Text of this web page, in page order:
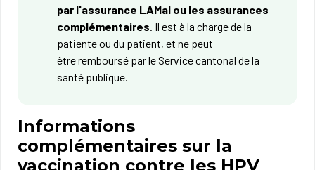
par l'assurance LAMal ou les assurances
complémentaires. Il est à la charge de la
patiente ou du patient, et ne peut
être remboursé par le Service cantonal de la
santé publique.
Informations
complémentaires sur la
vaccination contre les HPV